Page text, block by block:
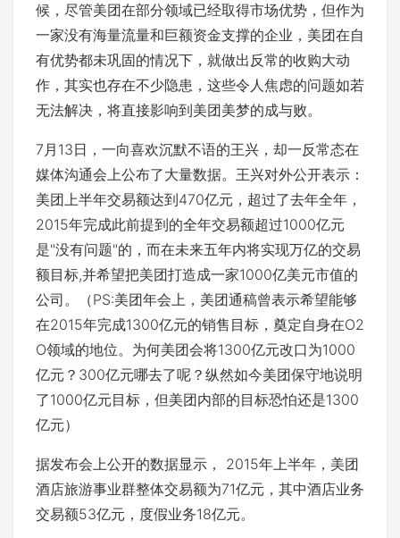
候，尽管美团在部分领域已经取得市场优势，但作为
一家没有海量流量和巨额资金支撑的企业，美团在自
有优势都未巩固的情况下，就做出反常的收购大动
作，其实也存在不少隐患，这些令人焦虑的问题如若
无法解决，将直接影响到美团美梦的成与败。
7月13日，一向喜欢沉默不语的王兴，却一反常态在
媒体沟通会上公布了大量数据。王兴对外公开表示：
美团上半年交易额达到470亿元，超过了去年全年，
2015年完成此前提到的全年交易额超过1000亿元
是"没有问题"的，而在未来五年内将实现万亿的交易
额目标,并希望把美团打造成一家1000亿美元市值的
公司。（PS:美团年会上，美团通稿曾表示希望能够
在2015年完成1300亿元的销售目标，奠定自身在O2
O领域的地位。为何美团会将1300亿元改口为1000
亿元？300亿元哪去了呢？纵然如今美团保守地说明
了1000亿元目标，但美团内部的目标恐怕还是1300
亿元）
据发布会上公开的数据显示， 2015年上半年，美团
酒店旅游事业群整体交易额为71亿元，其中酒店业务
交易额53亿元，度假业务18亿元。